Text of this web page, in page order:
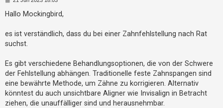
v
T
h
e
m
e
n
i
a
g
Hallo Mockingbird,
es ist verständlich, dass du bei einer Zahnfehlstellung nach Rat
suchst.
Es gibt verschiedene Behandlungsoptionen, die von der Schwere
der Fehlstellung abhängen. Traditionelle feste Zahnspangen sind
eine bewährte Methode, um Zähne zu korrigieren. Alternativ
könntest du auch unsichtbare Aligner wie Invisalign in Betracht
ziehen, die unauffälliger sind und herausnehmbar.